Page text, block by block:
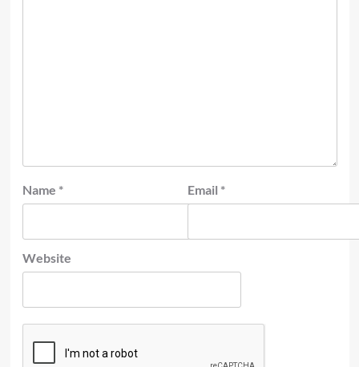
Name * Email *
Website